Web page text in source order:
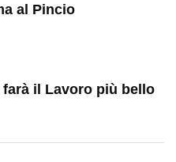
al Pincio
il Lavoro più bello